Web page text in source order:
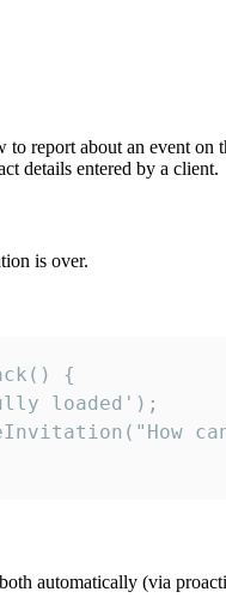
report about an event
details entered by a client.
is over.
{
loaded');
automatically (via